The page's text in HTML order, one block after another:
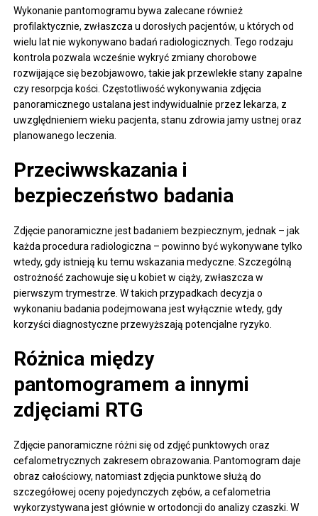
Wykonanie pantomogramu bywa zalecane również
profilaktycznie, zwłaszcza u dorosłych pacjentów, u których od
wielu lat nie wykonywano badań radiologicznych. Tego rodzaju
kontrola pozwala wcześnie wykryć zmiany chorobowe
rozwijające się bezobjawowo, takie jak przewlekłe stany zapalne
czy resorpcja kości. Częstotliwość wykonywania zdjęcia
panoramicznego ustalana jest indywidualnie przez lekarza, z
uwzględnieniem wieku pacjenta, stanu zdrowia jamy ustnej oraz
planowanego leczenia.
Przeciwwskazania i
bezpieczeństwo badania
Zdjęcie panoramiczne jest badaniem bezpiecznym, jednak – jak
każda procedura radiologiczna – powinno być wykonywane tylko
wtedy, gdy istnieją ku temu wskazania medyczne. Szczególną
ostrożność zachowuje się u kobiet w ciąży, zwłaszcza w
pierwszym trymestrze. W takich przypadkach decyzja o
wykonaniu badania podejmowana jest wyłącznie wtedy, gdy
korzyści diagnostyczne przewyższają potencjalne ryzyko.
Różnica między
pantomogramem a innymi
zdjęciami RTG
Zdjęcie panoramiczne różni się od zdjęć punktowych oraz
cefalometrycznych zakresem obrazowania. Pantomogram daje
obraz całościowy, natomiast zdjęcia punktowe służą do
szczegółowej oceny pojedynczych zębów, a cefalometria
wykorzystywana jest głównie w ortodoncji do analizy czaszki. W